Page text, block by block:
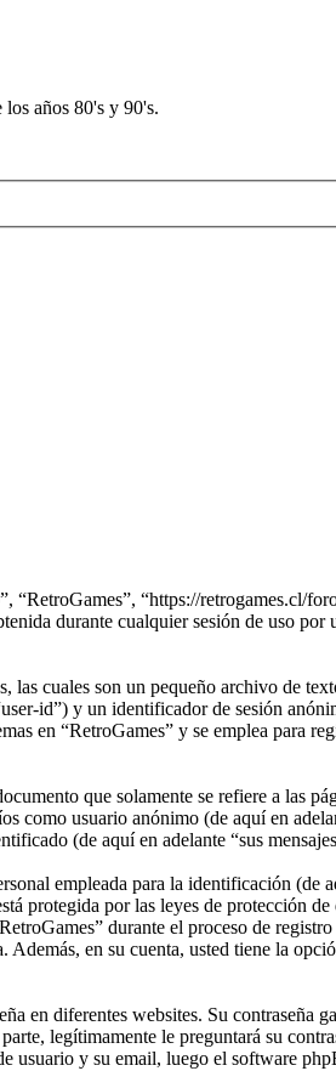
años 80's y 90's.
“RetroGames”, “https://retrogames.cl/
durante cualquier sesión de uso por
cuales son un pequeño archivo de
id”) y un identificador de sesión
en “RetroGames” y se emplea para
que solamente se refiere a las
como usuario anónimo (de aquí en
(de aquí en adelante “sus
empleada para la identificación (de
protegida por las leyes de protección de
durante el proceso de
en su cuenta, usted tiene la
en diferentes websites. Su contraseña
legítimamente le preguntará su
usuario y su email, luego el software